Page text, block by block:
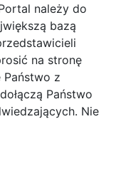
należy do
bazą
na stronę
z
Państwo
Nie